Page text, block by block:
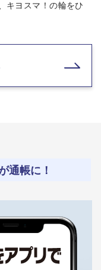
キヨスマ！の輪をひ
通帳に！